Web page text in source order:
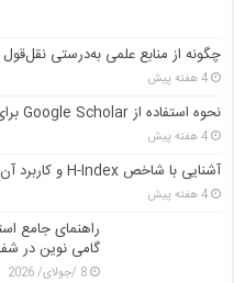
چگونه از منابع علمی به‌درستی نقل‌قول
4 هفته پیش
نحوه استفاده از Google Scholar برای افزایش کیفیت تحقیقات
4 هفته پیش
آشنایی با شاخص H-Index و کاربرد آن
4 هفته پیش
راهنمای جامع
گامی نوین در
8 /جولای/ 2026